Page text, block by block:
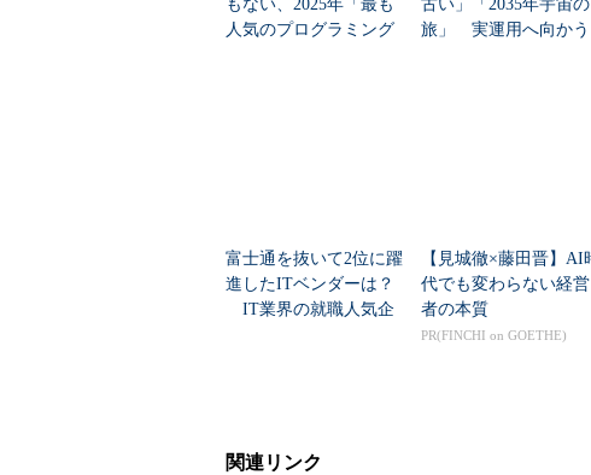
もない、2025年「最も
人気のプログラミング
古い」「2035年宇宙の
旅」 実運用へ向かう
富士通を抜いて2位に躍
進したITベンダーは？
IT業界の就職人気企
【見城徹×藤田晋】AI
代でも変わらない経営
者の本質
PR(FINCHI on GOETHE)
関連リンク